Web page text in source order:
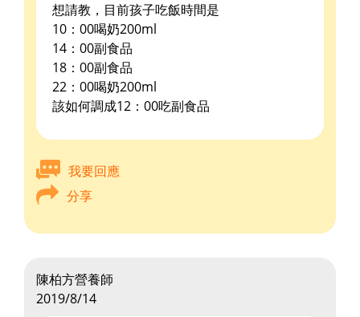
想請教，目前孩子吃飯時間是
10：00喝奶200ml
14：00副食品
18：00副食品
22：00喝奶200ml
該如何調成12：00吃副食品
我要回應
分享
陳柏方營養師
2019/8/14